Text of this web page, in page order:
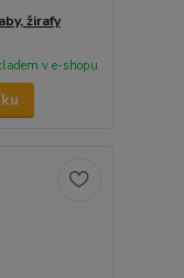
žirafy
v e-shopu